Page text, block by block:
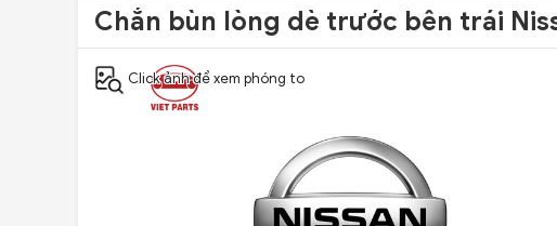
Chắn bùn lòng dè trước bên trái
Click ảnh để xem phóng to